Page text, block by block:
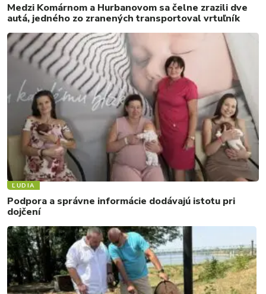
Medzi Komárnom a Hurbanovom sa čelne zrazili dve
autá, jedného zo zranených transportoval vrtuľník
ĽUDIA
Podpora a správne informácie dodávajú istotu pri
dojčení